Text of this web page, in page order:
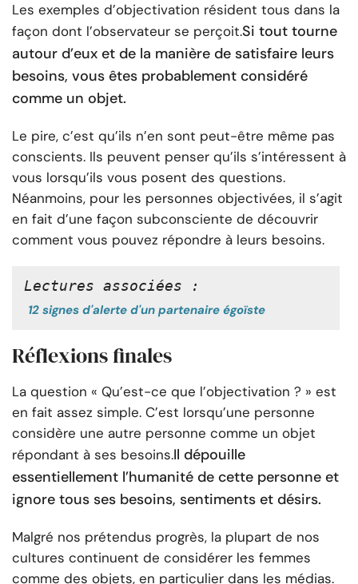
Les exemples d’objectivation résident tous dans la
façon dont l’observateur se perçoit.Si tout tourne
autour d’eux et de la manière de satisfaire leurs
besoins, vous êtes probablement considéré
comme un objet.
Le pire, c’est qu’ils n’en sont peut-être même pas
conscients. Ils peuvent penser qu’ils s’intéressent à
vous lorsqu’ils vous posent des questions.
Néanmoins, pour les personnes objectivées, il s’agit
en fait d’une façon subconsciente de découvrir
comment vous pouvez répondre à leurs besoins.
Lectures associées :
12 signes d'alerte d'un partenaire égoïste
Réflexions finales
La question « Qu’est-ce que l’objectivation ? » est
en fait assez simple. C’est lorsqu’une personne
considère une autre personne comme un objet
répondant à ses besoins.Il dépouille
essentiellement l’humanité de cette personne et
ignore tous ses besoins, sentiments et désirs.
Malgré nos prétendus progrès, la plupart de nos
cultures continuent de considérer les femmes
comme des objets, en particulier dans les médias.